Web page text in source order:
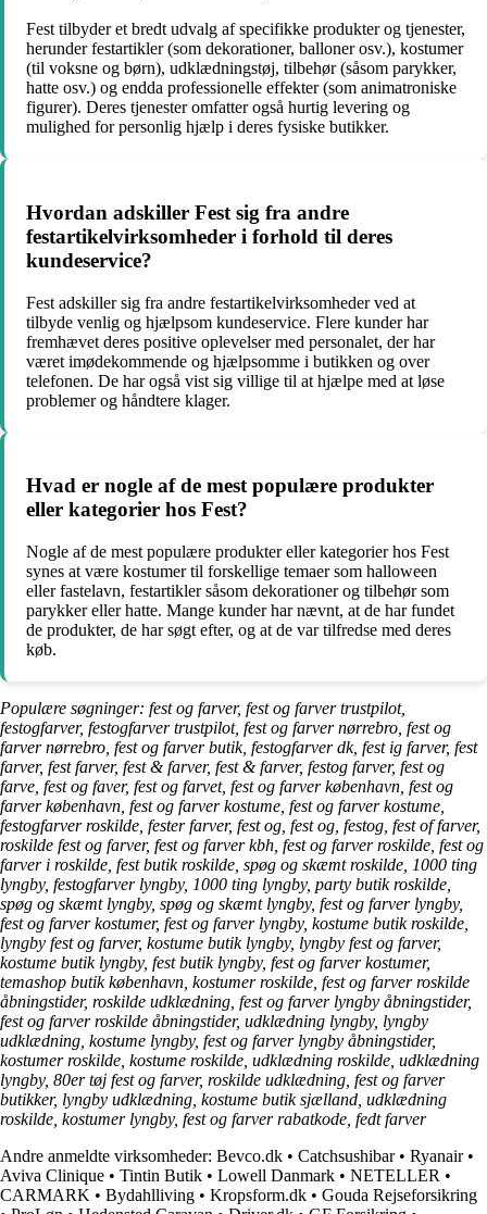
Fest tilbyder et bredt udvalg af specifikke produkter og tjenester,
herunder festartikler (som dekorationer, balloner osv.), kostumer
(til voksne og børn), udklædningstøj, tilbehør (såsom parykker,
hatte osv.) og endda professionelle effekter (som animatroniske
figurer). Deres tjenester omfatter også hurtig levering og
mulighed for personlig hjælp i deres fysiske butikker.
Hvordan adskiller Fest sig fra andre
festartikelvirksomheder i forhold til deres
kundeservice?
Fest adskiller sig fra andre festartikelvirksomheder ved at
tilbyde venlig og hjælpsom kundeservice. Flere kunder har
fremhævet deres positive oplevelser med personalet, der har
været imødekommende og hjælpsomme i butikken og over
telefonen. De har også vist sig villige til at hjælpe med at løse
problemer og håndtere klager.
Hvad er nogle af de mest populære produkter
eller kategorier hos Fest?
Nogle af de mest populære produkter eller kategorier hos Fest
synes at være kostumer til forskellige temaer som halloween
eller fastelavn, festartikler såsom dekorationer og tilbehør som
parykker eller hatte. Mange kunder har nævnt, at de har fundet
de produkter, de har søgt efter, og at de var tilfredse med deres
køb.
Populære søgninger: fest og farver, fest og farver trustpilot,
festogfarver, festogfarver trustpilot, fest og farver nørrebro, fest og
farver nørrebro, fest og farver butik, festogfarver dk, fest ig farver, fest
farver, fest farver, fest & farver, fest & farver, festog farver, fest og
farve, fest og faver, fest og farvet, fest og farver københavn, fest og
farver københavn, fest og farver kostume, fest og farver kostume,
festogfarver roskilde, fester farver, fest og, fest og, festog, fest of farver,
roskilde fest og farver, fest og farver kbh, fest og farver roskilde, fest og
farver i roskilde, fest butik roskilde, spøg og skæmt roskilde, 1000 ting
lyngby, festogfarver lyngby, 1000 ting lyngby, party butik roskilde,
spøg og skæmt lyngby, spøg og skæmt lyngby, fest og farver lyngby,
fest og farver kostumer, fest og farver lyngby, kostume butik roskilde,
lyngby fest og farver, kostume butik lyngby, lyngby fest og farver,
kostume butik lyngby, fest butik lyngby, fest og farver kostumer,
temashop butik københavn, kostumer roskilde, fest og farver roskilde
åbningstider, roskilde udklædning, fest og farver lyngby åbningstider,
fest og farver roskilde åbningstider, udklædning lyngby, lyngby
udklædning, kostume lyngby, fest og farver lyngby åbningstider,
kostumer roskilde, kostume roskilde, udklædning roskilde, udklædning
lyngby, 80er tøj fest og farver, roskilde udklædning, fest og farver
butikker, lyngby udklædning, kostume butik sjælland, udklædning
roskilde, kostumer lyngby, fest og farver rabatkode, fedt farver
Andre anmeldte virksomheder: Bevco.dk • Catchsushibar• Ryanair•
Aviva Clinique • Tintin Butik • Lowell Danmark • NETELLER •
CARMARK • Bydahlliving • Kropsform.dk • Gouda Rejseforsikring